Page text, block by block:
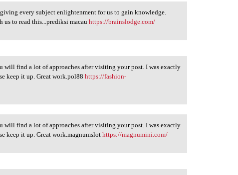
every subject enlightenment for us to gain knowledge.
us to read this...prediksi macauhttps://brainslodge.com/
will find a lot of approaches after visiting your post. I was exactly
keep it up. Great work.pol88https://fashion-
will find a lot of approaches after visiting your post. I was exactly
keep it up. Great work.magnumslothttps://magnumini.com/